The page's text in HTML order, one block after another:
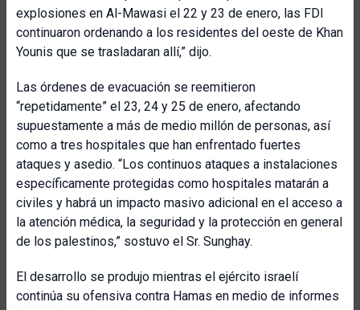
explosiones en Al-Mawasi el 22 y 23 de enero, las FDI
continuaron ordenando a los residentes del oeste de Khan
Younis que se trasladaran allí,” dijo.
Las órdenes de evacuación se reemitieron
“repetidamente” el 23, 24 y 25 de enero, afectando
supuestamente a más de medio millón de personas, así
como a tres hospitales que han enfrentado fuertes
ataques y asedio. “Los continuos ataques a instalaciones
específicamente protegidas como hospitales matarán a
civiles y habrá un impacto masivo adicional en el acceso a
la atención médica, la seguridad y la protección en general
de los palestinos,” sostuvo el Sr. Sunghay.
El desarrollo se produjo mientras el ejército israelí
continúa su ofensiva contra Hamas en medio de informes